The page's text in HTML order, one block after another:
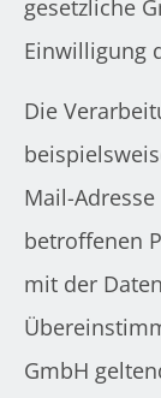
gesetzliche
Einwilligung
Die
Mail-
betroffenen
mit der
GmbH